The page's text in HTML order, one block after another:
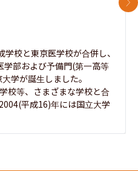
校と東京医学校が合併し、
部および予備門(第一高等
学が誕生しました。
校等、さまざまな学校と合
平成16)年には国立大学
次